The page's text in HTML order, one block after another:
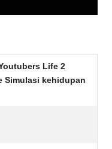
Life 2
Simulasi kehidupan